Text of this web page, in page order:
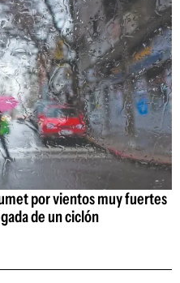
por vientos muy fuertes
de un ciclón